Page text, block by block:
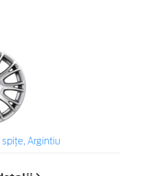
spiţe, Argintiu